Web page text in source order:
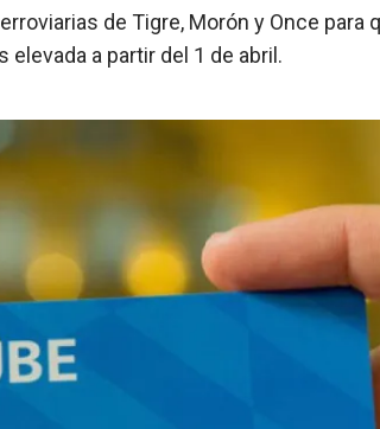
de Tigre, Morón y Once para
a partir del 1 de abril.